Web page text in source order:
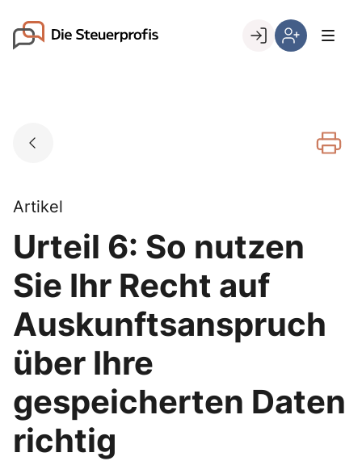
content
Go to landing page.
registrieren,
Artikel
Urteil 6: So nutzen
Sie Ihr Recht auf
Auskunftsanspruch
über Ihre
gespeicherten Daten
richtig